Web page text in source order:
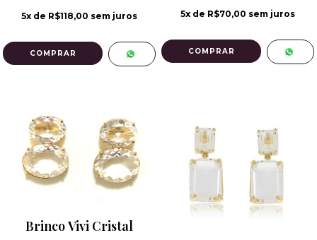
5x de R$118,00 sem juros 5x de R$70,00 sem juros
COMPRAR
Brinco Vivi Cristal